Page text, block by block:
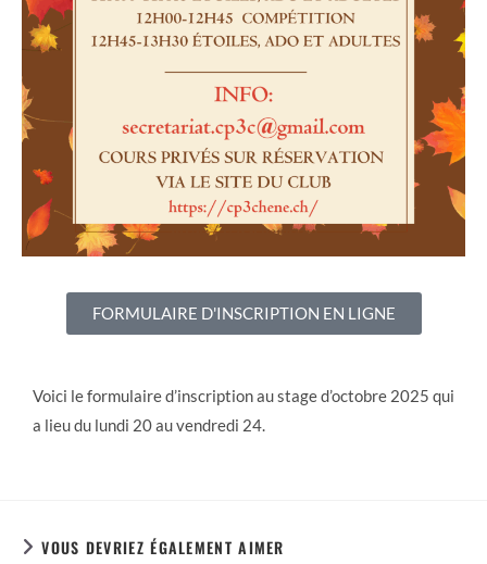
FORMULAIRE D'INSCRIPTION EN LIGNE
Voici le formulaire d’inscription au stage d’octobre 2025 qui
a lieu du lundi 20 au vendredi 24.
VOUS DEVRIEZ ÉGALEMENT AIMER